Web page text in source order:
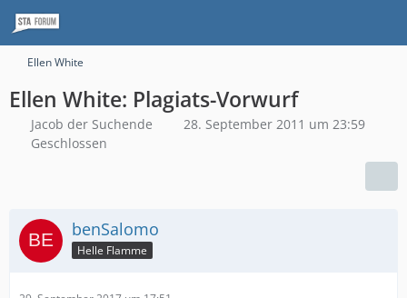
Ellen White
Ellen White: Plagiats-Vorwurf
Jacob der Suchende
28. September 2011 um 23:59
Geschlossen
benSalomo
Helle Flamme